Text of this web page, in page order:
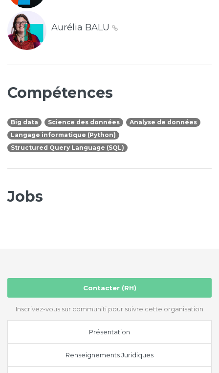
Aurélia BALU
Compétences
Big data Science des données
Analyse de données
Langage informatique (Python)
Structured Query Language (SQL)
Jobs
Contacter (RH)
Inscrivez-vous sur communiti pour suivre cette organisation
Présentation
Renseignements Juridiques